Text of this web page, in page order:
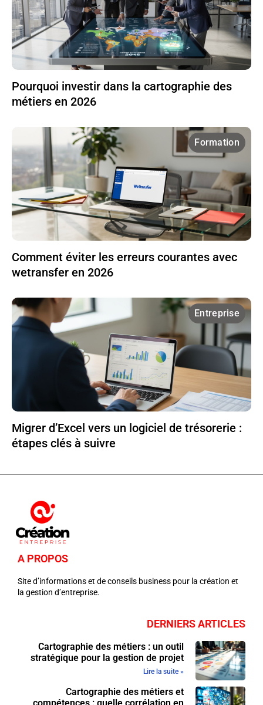
Pourquoi investir dans la cartographie des
métiers en 2026
Formation
Comment éviter les erreurs courantes avec
wetransfer en 2026
Entreprise
Migrer d’Excel vers un logiciel de trésorerie :
étapes clés à suivre
A PROPOS
Site d’informations et de conseils business pour la création et
la gestion d’entreprise.
DERNIERS ARTICLES
Cartographie des métiers : un outil
stratégique pour la gestion de projet
Lire la suite »
Cartographie des métiers et